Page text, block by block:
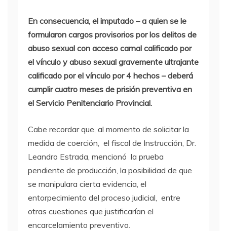
En consecuencia, el imputado – a quien se le
formularon cargos provisorios por los delitos de
abuso sexual con acceso carnal calificado por
el vínculo y abuso sexual gravemente ultrajante
calificado por el vínculo por 4 hechos – deberá
cumplir cuatro meses de prisión preventiva en
el Servicio Penitenciario Provincial.
Cabe recordar que, al momento de solicitar la
medida de coerción, el fiscal de Instrucción, Dr.
Leandro Estrada, mencionó la prueba
pendiente de producción, la posibilidad de que
se manipulara cierta evidencia, el
entorpecimiento del proceso judicial, entre
otras cuestiones que justificarían el
encarcelamiento preventivo.